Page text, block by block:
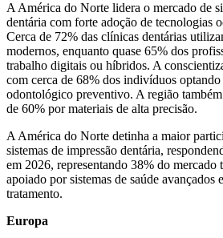
A América do Norte lidera o mercado de
dentária com forte adoção de tecnologias
Cerca de 72% das clínicas dentárias
modernos, enquanto quase 65% dos
trabalho digitais ou híbridos. A
com cerca de 68% dos indivíduos
odontológico preventivo. A região
de 60% por materiais de alta precisão.
A América do Norte detinha a maior
sistemas de impressão dentária,
em 2026, representando 38% do mercado
apoiado por sistemas de saúde avançados
tratamento.
Europa